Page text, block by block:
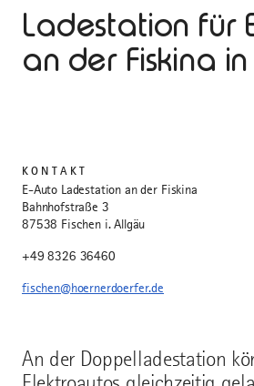
Ladestation für
an der Fiskina in
An der Doppelladestation
KONTAKT
E-Auto Ladestation an der Fiskina
Bahnhofstraße 3
87538 Fischen i. Allgäu
+49 8326 36460
fischen@hoernerdoerfer.de